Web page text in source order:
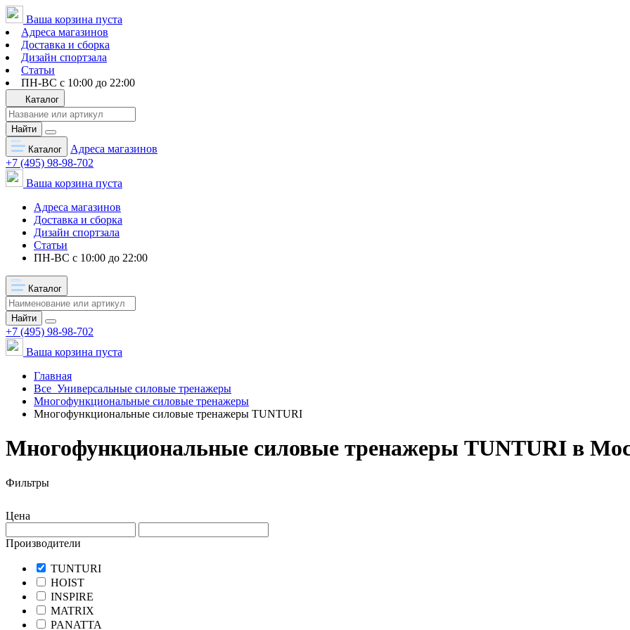
Ваша корзина пуста
Адреса магазинов
Доставка и сборка
Дизайн спортзала
Статьи
ПН-ВС с 10:00 до 22:00
Каталог
Найти
Каталог
Адреса магазинов
+7 (495) 98-98-702
Ваша корзина пуста
Адреса магазинов
Доставка и сборка
Дизайн спортзала
Статьи
ПН-ВС с 10:00 до 22:00
Каталог
Найти
+7 (495) 98-98-702
Ваша корзина пуста
Главная
Все Универсальные силовые тренажеры
Многофункциональные силовые тренажеры
Многофункциональные силовые тренажеры TUNTURI
Многофункциональные силовые тренажеры TUNTURI в
Фильтры
Цена
Производители
TUNTURI
HOIST
INSPIRE
MATRIX
PANATTA